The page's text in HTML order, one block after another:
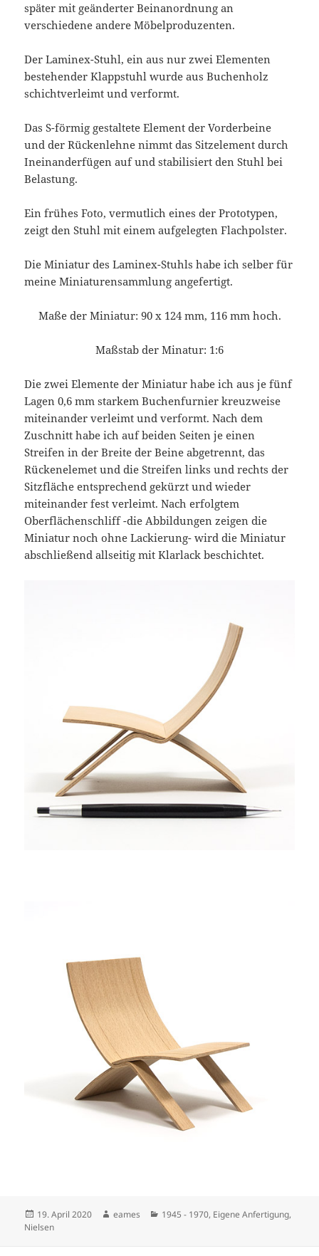
später mit geänderter Beinanordnung an
verschiedene andere Möbelproduzenten.
Der Laminex-Stuhl, ein aus nur zwei Elementen
bestehender Klappstuhl wurde aus Buchenholz
schichtverleimt und verformt.
Das S-förmig gestaltete Element der Vorderbeine
und der Rückenlehne nimmt das Sitzelement durch
Ineinanderfügen auf und stabilisiert den Stuhl bei
Belastung.
Ein frühes Foto, vermutlich eines der Prototypen,
zeigt den Stuhl mit einem aufgelegten Flachpolster.
Die Miniatur des Laminex-Stuhls habe ich selber für
meine Miniaturensammlung angefertigt.
Maße der Miniatur: 90 x 124 mm, 116 mm hoch.
Maßstab der Minatur: 1:6
Die zwei Elemente der Miniatur habe ich aus je fünf
Lagen 0,6 mm starkem Buchenfurnier kreuzweise
miteinander verleimt und verformt. Nach dem
Zuschnitt habe ich auf beiden Seiten je einen
Streifen in der Breite der Beine abgetrennt, das
Rückenelemet und die Streifen links und rechts der
Sitzfläche entsprechend gekürzt und wieder
miteinander fest verleimt. Nach erfolgtem
Oberflächenschliff -die Abbildungen zeigen die
Miniatur noch ohne Lackierung- wird die Miniatur
abschließend allseitig mit Klarlack beschichtet.
Veröffentlicht
am
19. April 2020 Autor
eames Kategorien
1945 - 1970, Eigene Anfertigung,
Nielsen